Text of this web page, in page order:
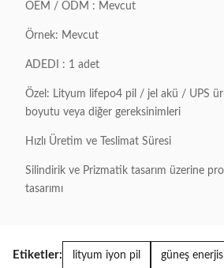
OEM / ODM : Mevcut
Örnek: Mevcut
ADEDI : 1 adet
Özel: Lityum lifepo4 pil / jel akü / UPS
boyutu veya diğer gereksinimleri
Hızlı Üretim ve Teslimat Süresi
Silindirik ve Prizmatik tasarım üzerine
tasarımı
Etiketler: lityum iyon pil güneş